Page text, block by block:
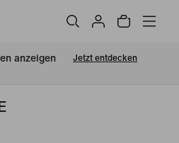
anzeigen Jetzt entdecken